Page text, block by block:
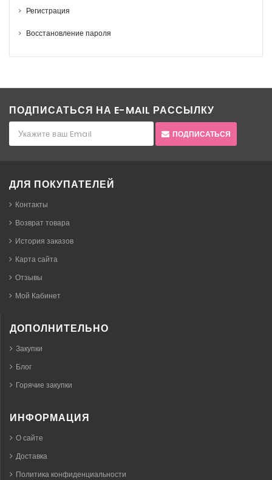
Регистрация
Восстановление пароля
ПОДПИСАТЬСЯ НА E-MAIL РАССЫЛКУ
ПОДПИСАТЬСЯ
ДЛЯ ПОКУПАТЕЛЕЙ
Контакты
Возврат товара
История заказов
Карта сайта
Отзывы
Мой Кабинет
ДОПОЛНИТЕЛЬНО
Закупки
Блог
Горячие закупки
ИНФОРМАЦИЯ
О сайте
Доставка
Политика конфиденциальности